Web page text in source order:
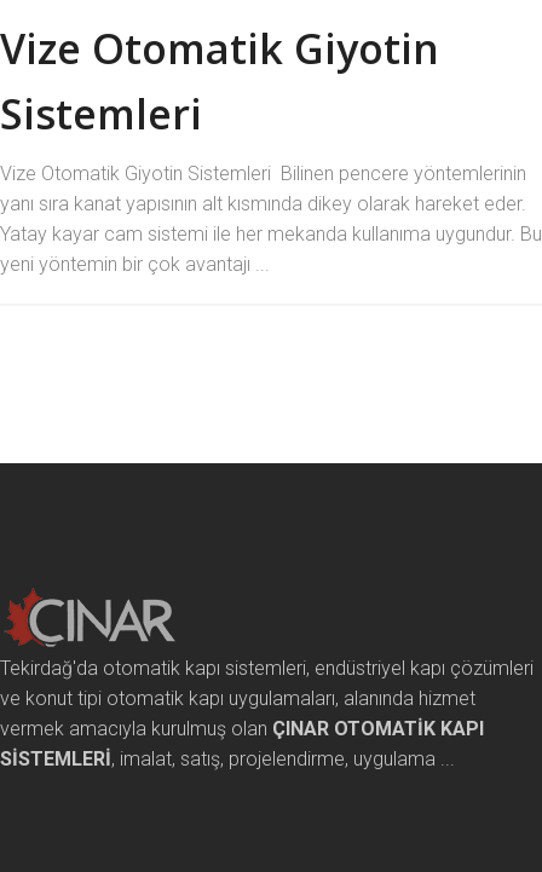
Vize Otomatik Giyotin
Sistemleri
Vize Otomatik Giyotin Sistemleri Bilinen pencere yöntemlerinin
yanı sıra kanat yapısının alt kısmında dikey olarak hareket eder.
Yatay kayar cam sistemi ile her mekanda kullanıma uygundur. Bu
yeni yöntemin bir çok avantajı ...
Tekirdağ'da otomatik kapı sistemleri, endüstriyel kapı çözümleri
ve konut tipi otomatik kapı uygulamaları, alanında hizmet
vermek amacıyla kurulmuş olan ÇINAR OTOMATİK KAPI
SİSTEMLERİ, imalat, satış, projelendirme, uygulama ...